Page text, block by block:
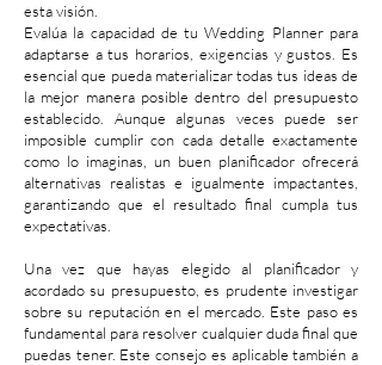
esta visión.
Evalúa la capacidad de tu Wedding Planner para
adaptarse a tus horarios, exigencias y gustos. Es
esencial que pueda materializar todas tus ideas de
la mejor manera posible dentro del presupuesto
establecido. Aunque algunas veces puede ser
imposible cumplir con cada detalle exactamente
como lo imaginas, un buen planificador ofrecerá
alternativas realistas e igualmente impactantes,
garantizando que el resultado final cumpla tus
expectativas.
Una vez que hayas elegido al planificador y
acordado su presupuesto, es prudente investigar
sobre su reputación en el mercado. Este paso es
fundamental para resolver cualquier duda final que
puedas tener. Este consejo es aplicable también a